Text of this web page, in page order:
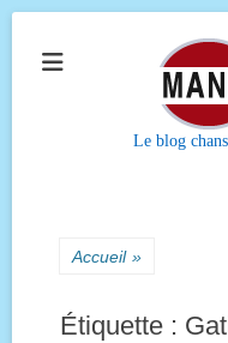
Le blog
Accueil »
Étiquette :